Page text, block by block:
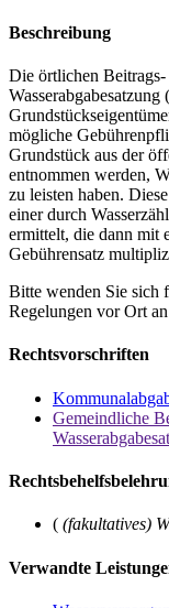
Beschreibung
Die örtlichen
mögliche
Grundstück aus der
entnommen werden,
zu leisten haben.
einer durch
ermittelt, die dann mit
Gebührensatz
Bitte wenden Sie sich
Regelungen vor Ort
Rechtsvorschriften
Gemeindliche
( (fakultatives)
Verwandte